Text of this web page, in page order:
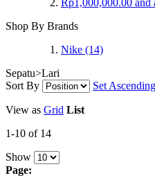
Rp1,000,000.00 and
Shop By Brands
Nike (14)
Sepatu>Lari
Sort By
Set
View as Grid List
1-10 of 14
Show
Page: